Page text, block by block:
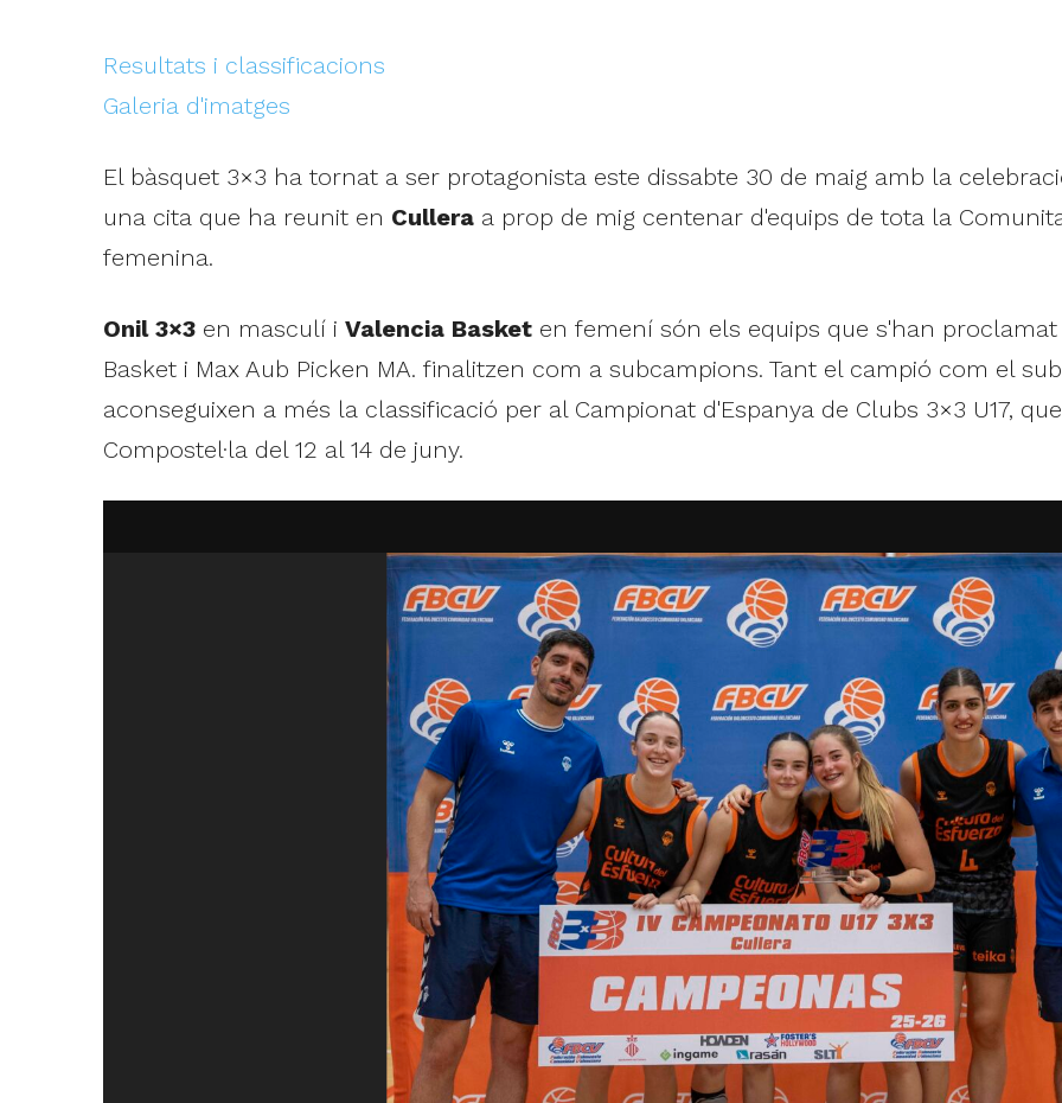
Resultats i classificacions
Galeria d'imatges
El bàsquet 3×3 ha tornat a ser protagonista este dissabte 30 de maig amb la
una cita que ha reunit en Culleraa prop de mig centenar d'equips de tota la
femenina.
Onil 3×3en masculí i Valencia Basketen femení són els equips que s'han proclamat
Basket i Max Aub Picken MA. finalitzen com a subcampions. Tant el campió com el
aconseguixen a més la classificació per al Campionat d'Espanya de Clubs 3×3 U17,
Compostel·la del 12 al 14 de juny.